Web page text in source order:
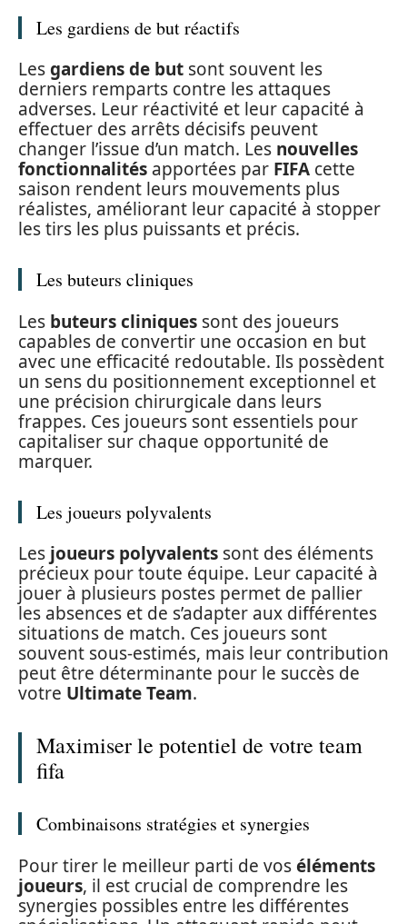
Les gardiens de but réactifs
Lesgardiens de but sont souvent les
derniers remparts contre les attaques
adverses. Leur réactivité et leur capacité à
effectuer des arrêts décisifs peuvent
changer l’issue d’un match. Les nouvelles
fonctionnalités apportées par FIFA cette
saison rendent leurs mouvements plus
réalistes, améliorant leur capacité à stopper
les tirs les plus puissants et précis.
Les buteurs cliniques
Les buteurs cliniques sont des joueurs
capables de convertir une occasion en but
avec une efficacité redoutable. Ils possèdent
un sens du positionnement exceptionnel et
une précision chirurgicale dans leurs
frappes. Ces joueurs sont essentiels pour
capitaliser sur chaque opportunité de
marquer.
Les joueurs polyvalents
Les joueurs polyvalents sont des éléments
précieux pour toute équipe. Leur capacité à
jouer à plusieurs postes permet de pallier
les absences et de s’adapter aux différentes
situations de match. Ces joueurs sont
souvent sous-estimés, mais leur contribution
peut être déterminante pour le succès de
votre Ultimate Team.
Maximiser le potentiel de votre team
fifa
Combinaisons stratégies et synergies
Pour tirer le meilleur parti de voséléments
joueurs, il est crucial de comprendre les
synergies possibles entre les différentes